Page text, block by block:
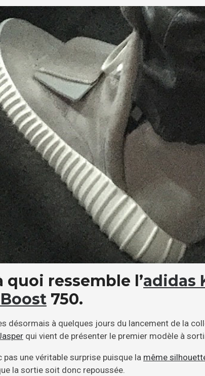
quoi ressemble l’adidas
750.
désormais à quelques jours du lancement de la
qui vient de présenter le premier modèle à
pas une véritable surprise puisque la même
la sortie soit donc repoussée.